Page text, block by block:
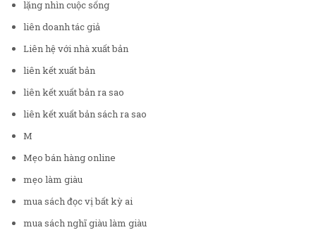
lặng nhìn cuộc sống
liên doanh tác giả
Liên hệ với nhà xuất bản
liên kết xuất bản
liên kết xuất bản ra sao
liên kết xuất bản sách ra sao
M
Mẹo bán hàng online
mẹo làm giàu
mua sách đọc vị bất kỳ ai
mua sách nghĩ giàu làm giàu